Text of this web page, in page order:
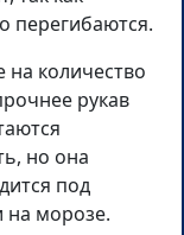
перегибаются.
количество
рукав
но она
под
морозе.